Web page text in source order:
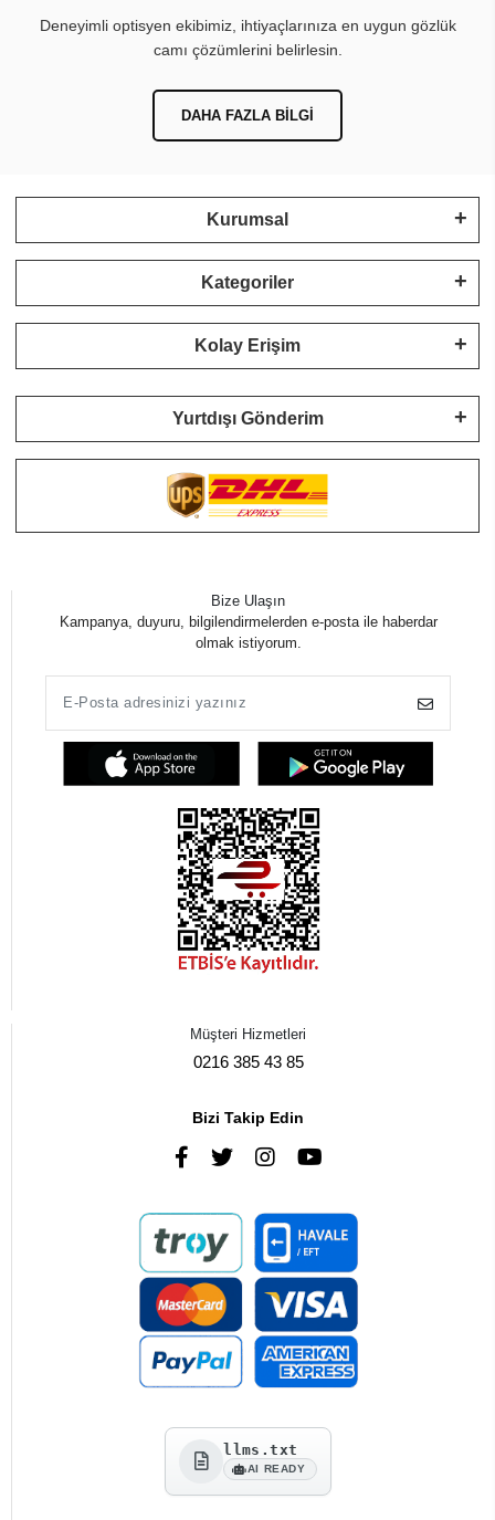
Deneyimli optisyen ekibimiz, ihtiyaçlarınıza en uygun gözlük
camı çözümlerini belirlesin.
DAHA FAZLA BILGI
Kurumsal
Kategoriler
Kolay Erişim
Yurtdışı Gönderim
Bize Ulaşın
Kampanya, duyuru, bilgilendirmelerden e-posta ile haberdar
olmak istiyorum.
Müşteri Hizmetleri
0216 385 43 85
Bizi Takip Edin
llms.txt
AI READY